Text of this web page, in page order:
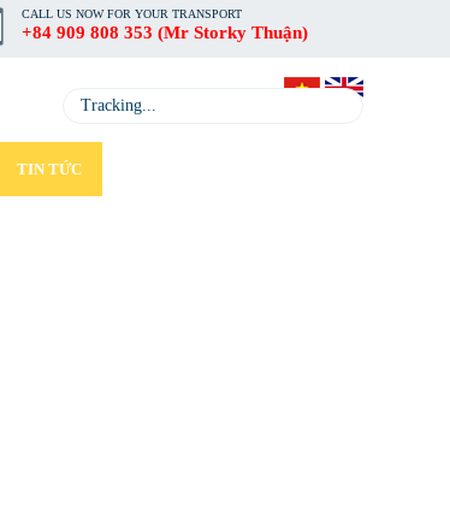
CALL US NOW FOR YOUR TRANSPORT
+84 909 808 353 (Mr Storky Thuận)
TIN TỨC